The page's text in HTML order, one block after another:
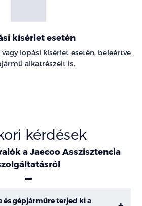
kísérlet esetén
lopási kísérlet esetén, beleértve
alkatrészeit is.
kérdések
a Jaecoo Asszisztencia
gépjárműre terjed ki a